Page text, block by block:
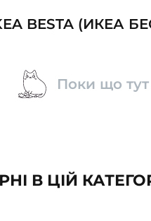
BESTA (ИКЕА
Поки що тут
В ЦІЙ